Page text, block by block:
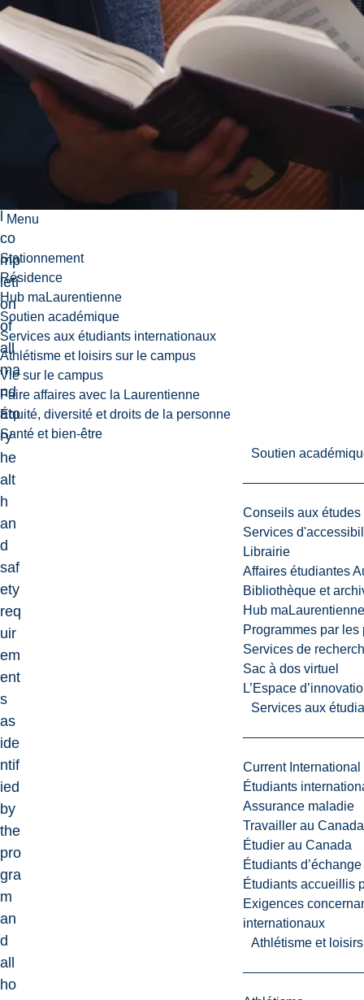
Menu
Stationnement
Résidence
Hub maLaurentienne
Soutien académique
Services aux étudiants internationaux
Athlétisme et loisirs sur le campus
Vie sur le campus
Faire affaires avec la Laurentienne
Équité, diversité et droits de la personne
Santé et bien-être
Soutien
Conseils aux études
Services
Librairie
Affaires étudiantes
Bibliothèque et
Hub maLaurentienne
Programmes par les
Services de
Sac à dos virtuel
L’Espace
Services aux
Current International
Étudiants
Assurance maladie
Travailler au Canada
Étudier au Canada
Étudiants
Étudiants accueillis
Exigences
internationaux
Athlétisme et
py
Pr
ogr
co
mp
leti
on
of
all
ma
nd
ato
ry
he
alt
h
an
d
saf
ety
req
uir
em
ent
s
as
ide
ntif
ied
by
the
pro
gra
m
an
d
all
ho